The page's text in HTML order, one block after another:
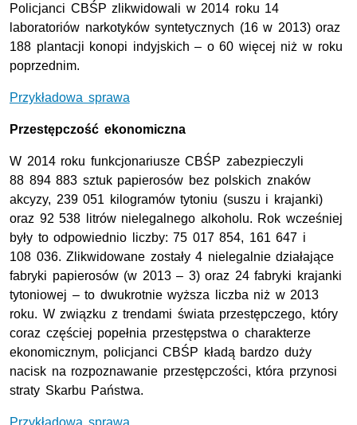
Policjanci CBŚP zlikwidowali w 2014 roku 14
laboratoriów narkotyków syntetycznych (16 w 2013) oraz
188 plantacji konopi indyjskich – o 60 więcej niż w roku
poprzednim.
Przykładowa sprawa
Przestępczość ekonomiczna
W 2014 roku funkcjonariusze CBŚP zabezpieczyli
88 894 883 sztuk papierosów bez polskich znaków
akcyzy, 239 051 kilogramów tytoniu (suszu i krajanki)
oraz 92 538 litrów nielegalnego alkoholu. Rok wcześniej
były to odpowiednio liczby: 75 017 854, 161 647 i
108 036. Zlikwidowane zostały 4 nielegalnie działające
fabryki papierosów (w 2013 – 3) oraz 24 fabryki krajanki
tytoniowej – to dwukrotnie wyższa liczba niż w 2013
roku. W związku z trendami świata przestępczego, który
coraz częściej popełnia przestępstwa o charakterze
ekonomicznym, policjanci CBŚP kładą bardzo duży
nacisk na rozpoznawanie przestępczości, która przynosi
straty Skarbu Państwa.